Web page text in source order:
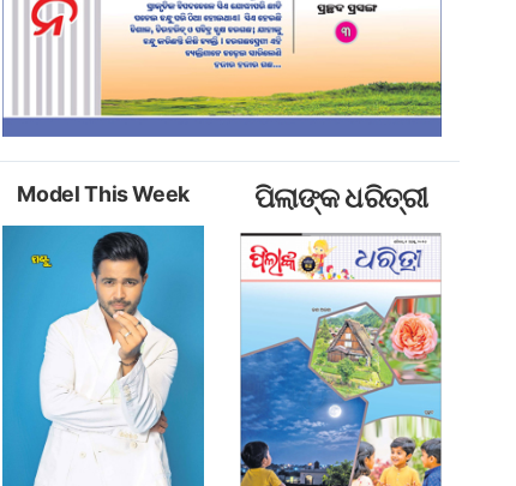
Model This Week ପିଲାଙ୍କ ଧରିତ୍ରୀ